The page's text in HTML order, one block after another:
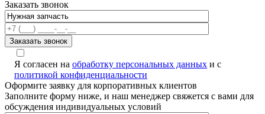
Заказать звонок
Я согласен на обработку персональных данных и с
политикой конфиденциальности
Оформите заявку для корпоративных клиентов
Заполните форму ниже, и наш менеджер свяжется с вами для
обсуждения индивидуальных условий